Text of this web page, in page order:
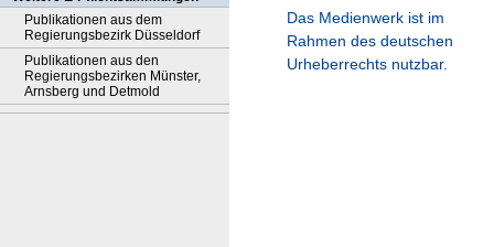
Publikationen aus dem
Regierungsbezirk Düsseldorf
Publikationen aus den
Regierungsbezirken Münster,
Arnsberg und Detmold
Das Medienwerk ist im
Rahmen des deutschen
Urheberrechts nutzbar.